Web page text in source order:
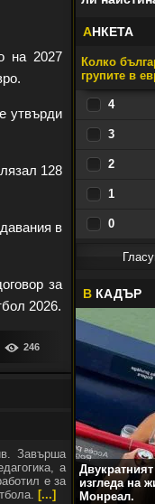
на 2027
утвърди
128
в
за
2026.
246
Завърша
а
е за
[...]
АНКЕТА
Колко
групите в
4
3
2
1
0
В КАДЪР
изгледа на
Монреал.